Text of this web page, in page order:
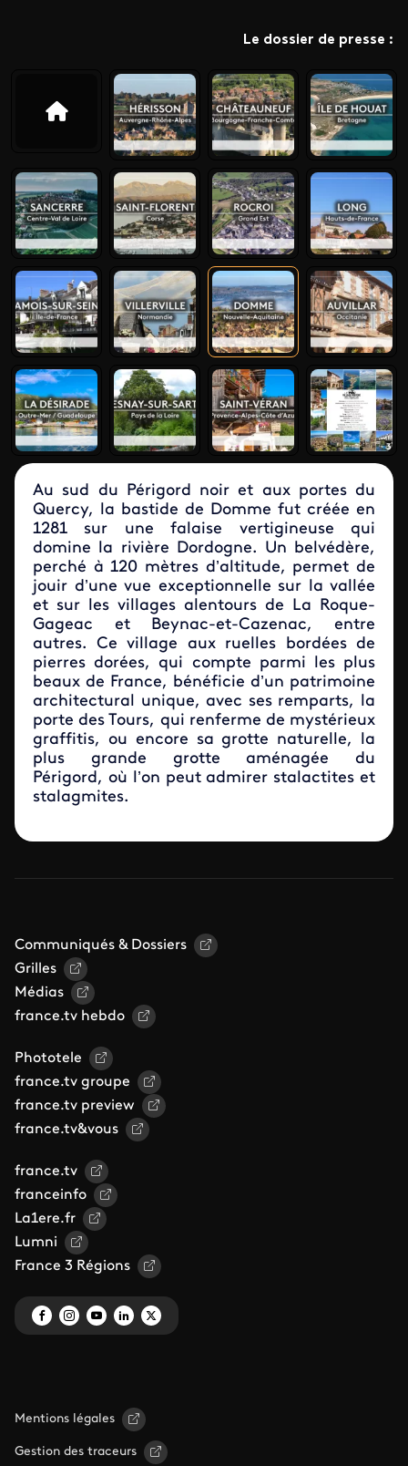
Le dossier de presse :
Au sud du Périgord noir et aux portes du
Quercy, la bastide de Domme fut créée en
1281 sur une falaise vertigineuse qui
domine la rivière Dordogne. Un belvédère,
perché à 120 mètres d’altitude, permet de
jouir d’une vue exceptionnelle sur la vallée
et sur les villages alentours de La Roque-
Gageac et Beynac-et-Cazenac, entre
autres. Ce village aux ruelles bordées de
pierres dorées, qui compte parmi les plus
beaux de France, bénéficie d’un patrimoine
architectural unique, avec ses remparts, la
porte des Tours, qui renferme de mystérieux
graffitis, ou encore sa grotte naturelle, la
plus grande grotte aménagée du
Périgord, où l’on peut admirer stalactites et
stalagmites.
Communiqués & Dossiers
Grilles
Médias
france.tv hebdo
Phototele
france.tv groupe
france.tv preview
france.tv&vous
france.tv
franceinfo
La1ere.fr
Lumni
France 3 Régions
Mentions légales
Gestion des traceurs